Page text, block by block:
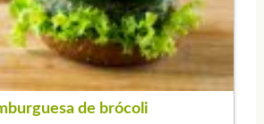
de brócoli